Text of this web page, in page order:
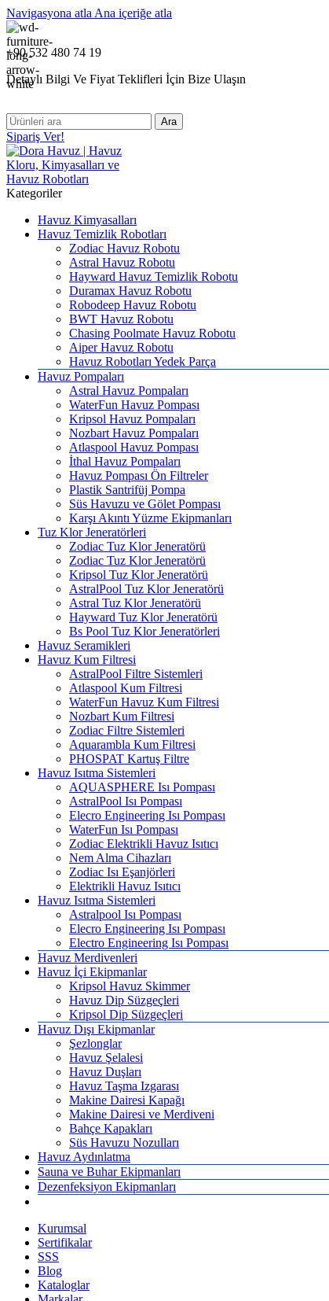
Navigasyona atla Ana içeriğe atla
+90 532 480 74 19
Detaylı Bilgi Ve Fiyat Teklifleri İçin Bize Ulaşın
Ara
Sipariş Ver!
Kategoriler
Havuz Kimyasalları
Havuz Temizlik Robotları
Zodiac Havuz Robotu
Astral Havuz Robotu
Hayward Havuz Temizlik Robotu
Duramax Havuz Robotu
Robodeep Havuz Robotu
BWT Havuz Robotu
Chasing Poolmate Havuz Robotu
Aiper Havuz Robotu
Havuz Robotları Yedek Parça
Havuz Pompaları
Astral Havuz Pompaları
WaterFun Havuz Pompası
Kripsol Havuz Pompaları
Nozbart Havuz Pompaları
Atlaspool Havuz Pompası
İthal Havuz Pompaları
Havuz Pompası Ön Filtreler
Plastik Santrifüj Pompa
Süs Havuzu ve Gölet Pompası
Karşı Akıntı Yüzme Ekipmanları
Tuz Klor Jeneratörleri
Zodiac Tuz Klor Jeneratörü
Zodiac Tuz Klor Jeneratörü
Kripsol Tuz Klor Jeneratörü
AstralPool Tuz Klor Jeneratörü
Astral Tuz Klor Jeneratörü
Hayward Tuz Klor Jeneratörü
Bs Pool Tuz Klor Jeneratörleri
Havuz Seramikleri
Havuz Kum Filtresi
AstralPool Filtre Sistemleri
Atlaspool Kum Filtresi
WaterFun Havuz Kum Filtresi
Nozbart Kum Filtresi
Zodiac Filtre Sistemleri
Aquarambla Kum Filtresi
PHOSPAT Kartuş Filtre
Havuz Isıtma Sistemleri
AQUASPHERE Isı Pompası
AstralPool Isı Pompası
Elecro Engineering Isı Pompası
WaterFun Isı Pompası
Zodiac Elektrikli Havuz Isıtıcı
Nem Alma Cihazları
Zodiac Isı Eşanjörleri
Elektrikli Havuz Isıtıcı
Havuz Isıtma Sistemleri
Astralpool Isı Pompası
Elecro Engineering Isı Pompası
Electro Engineering Isı Pompası
Havuz Merdivenleri
Havuz İçi Ekipmanlar
Kripsol Havuz Skimmer
Havuz Dip Süzgeçleri
Kripsol Dip Süzgeçleri
Havuz Dışı Ekipmanlar
Şezlonglar
Havuz Şelalesi
Havuz Duşları
Havuz Taşma Izgarası
Makine Dairesi Kapağı
Makine Dairesi ve Merdiveni
Bahçe Kapakları
Süs Havuzu Nozulları
Havuz Aydınlatma
Sauna ve Buhar Ekipmanları
Dezenfeksiyon Ekipmanları
Kurumsal
Sertifikalar
SSS
Blog
Kataloglar